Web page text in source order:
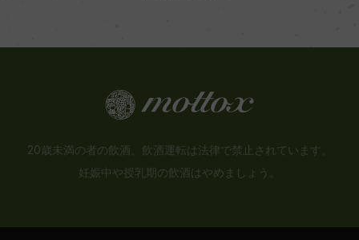
20歳未満の者の飲酒、飲酒運転は法律で禁止されています。
妊娠中や授乳期の飲酒はやめましょう。